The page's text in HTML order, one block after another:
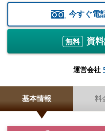
今すぐ電
無料 資
運営会社
基本情報 料